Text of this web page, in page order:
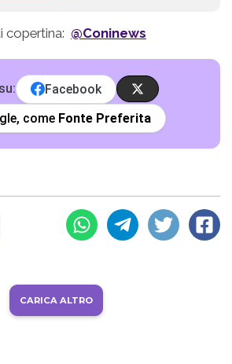
copertina: @Coninews
Facebook
come Fonte Preferita
CARICA ALTRO